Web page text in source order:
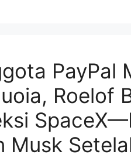
PayPal
Roelof
Musk